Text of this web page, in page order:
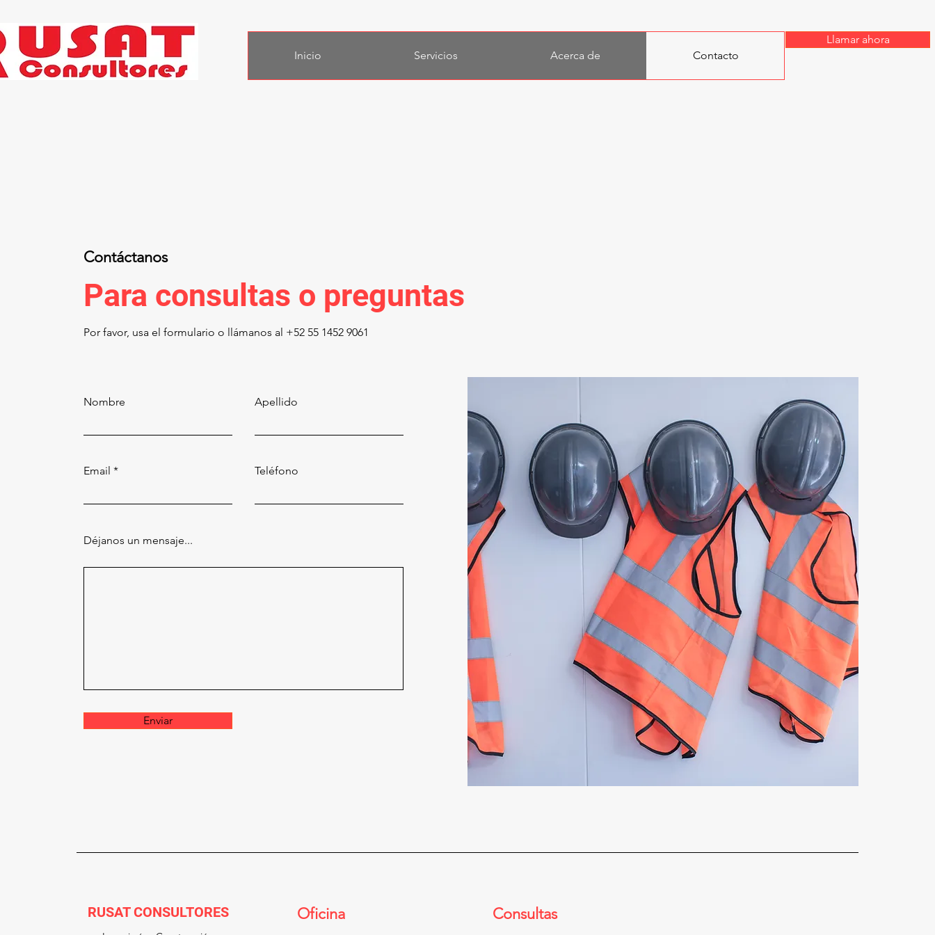
Inicio Servicios Acerca de Contacto
Llamar ahora
Contáctanos
Para consultas o preguntas
Por favor, usa el formulario o llámanos al +52 55 1452 9061
Nombre Apellido
Email Teléfono
Déjanos un mensaje...
Enviar
RUSAT CONSULTORES Oficina Consultas